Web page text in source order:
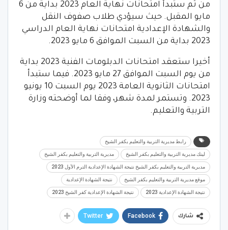
من ثم ستبدأ امتحانات نهاية العام 2023 بداية من 6
مايو المقبل. حيث سيؤدي طلاب صفوف النقل
والشهادة الإعدادية امتحانات نهاية العام الدراسي
2023 بداية من السبت الموافق 6 مايو 2023.
أخيرا ستعقد امتحانات الدبلومات الفنية 2023 بداية
من يوم السبت الموافق 27 مايو 2023. فيما ستبدأ
امتحانات الثانوية العامة 2023 يوم السبت 10 يونيو
2023. وتستمر لمدة شهر، وفقا لما أوضحته وزارة
التربية والتعليم.
رابط مديرية التربية والتعليم بكفر الشيخ
لينك مديرية التربية والتعليم بكفر الشيخ مديرية التربية والتعليم بكفر الشيخ
مديرية التربية والتعليم بكفر الشيخ نتيجة الشهادة الإعدادية الترم الأول 2023
موقع مديرية التربية والتعليم بكفر الشيخ نتيجة الشهادة الإعدادية
نتيجة الشهادة الإعدادية 2023 نتيجة الشهادة الإعدادية كفر الشيخ 2023
شارك Facebook
Twitter